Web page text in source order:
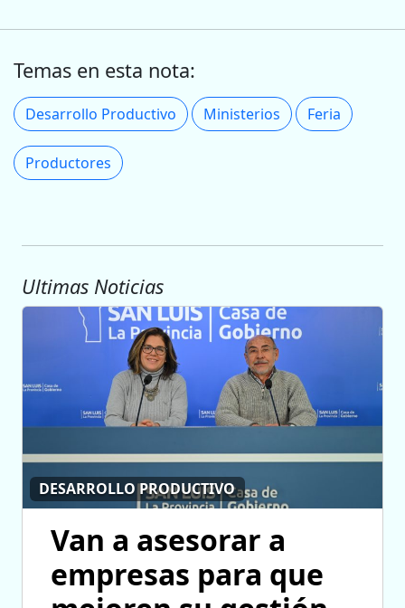
Temas en esta nota:
Desarrollo Productivo Ministerios Feria
Productores
Ultimas Noticias
DESARROLLO PRODUCTIVO
Van a asesorar a
empresas para que